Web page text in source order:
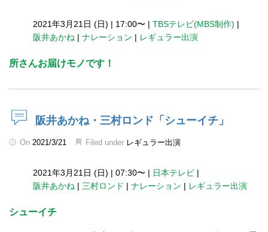
2021年3月21日 (日) | 17:00〜 | TBSテレビ(MBS制作) |
阪井あかね | ナレーション | レギュラー出演
所さんお届けモノです！
阪井あかね・三村ロンド「シューイチ」
On 2021/3/21 Filed under レギュラー出演
2021年3月21日 (日) | 07:30〜 | 日本テレビ |
阪井あかね | 三村ロンド | ナレーション | レギュラー出演
シューイチ